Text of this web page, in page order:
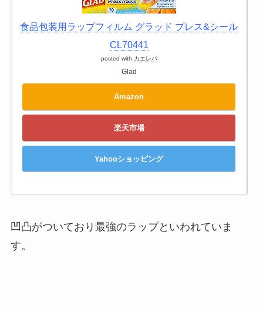
食品包装用ラップフィルム グラッド プレス&シール
CL70441
posted with カエレバ
Glad
Amazon
楽天市場
Yahooショッピング
凹凸がついており最強のラップといわれていま
す。